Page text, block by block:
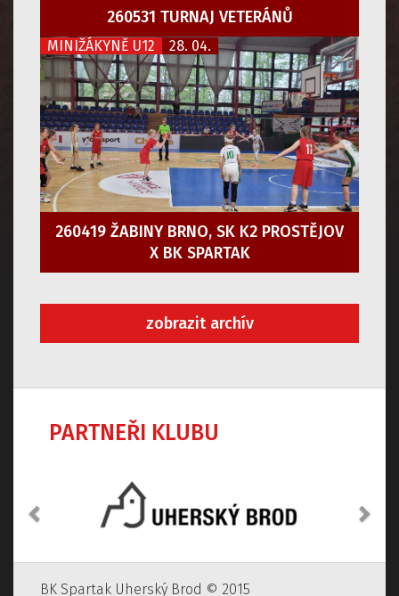
260531 TURNAJ VETERÁNŮ
MINIŽÁKYNĚ U12 28. 04.
260419 ŽABINY BRNO, SK K2 PROSTĚJOV
X BK SPARTAK
zobrazit archív
PARTNEŘI KLUBU
BK Spartak Uherský Brod © 2015